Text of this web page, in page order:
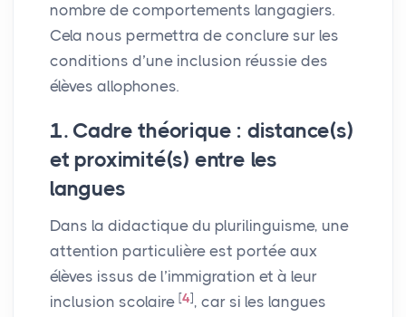
nombre de comportements langagiers.
Cela nous permettra de conclure sur les
conditions d’une inclusion réussie des
élèves allophones.
1. Cadre théorique : distance(s)
et proximité(s) entre les
langues
Dans la didactique du plurilinguisme, une
attention particulière est portée aux
élèves issus de l’immigration et à leur
inclusion scolaire [4] , car si les langues